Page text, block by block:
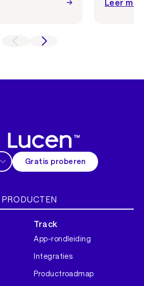
Leer
Gratis proberen
PRODUCTEN
Track
App-rondleiding
Integraties
Productroadmap